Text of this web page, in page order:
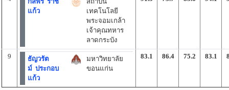
แก้ว
เทคโนโลยี
พระจอมเกล้า
เจ้าคุณทหาร
ลาดกระบัง
9
ธัญวรัต
ม์ ประกอบ
แก้ว
มหาวิทยาลัย
ขอนแก่น
83.1 86.4 75.2 83.1